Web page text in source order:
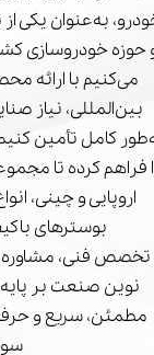
به‌عنوان یکی
حوزه خودروسازی
می‌کنیم با ارائه
بین‌المللی، نیاز
کامل تأمین
فراهم کرده تا
اروپایی و چینی،
بوسترهای
تخصص فنی، مشاوره
نوین صنعت بر
مطمئن، سریع و